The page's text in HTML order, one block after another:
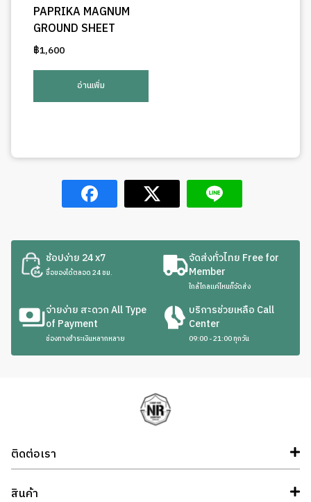
PAPRIKA MAGNUM
GROUND SHEET
฿1,600
อ่านเพิ่ม
ช้อปง่าย 24 x7
ซื้อของได้ตลอด 24 ชม.
จัดส่งทั่วไทย Free for
Member
ใกล้ไกลแค่ไหนก็จัดส่ง
จ่ายง่าย สะดวก All Type
of Payment
ช่องทางชำระเงินหลากหลาย
บริการช่วยเหลือ Call
Center
09:00 - 21:00 ทุกวัน
ติดต่อเรา
สินค้า